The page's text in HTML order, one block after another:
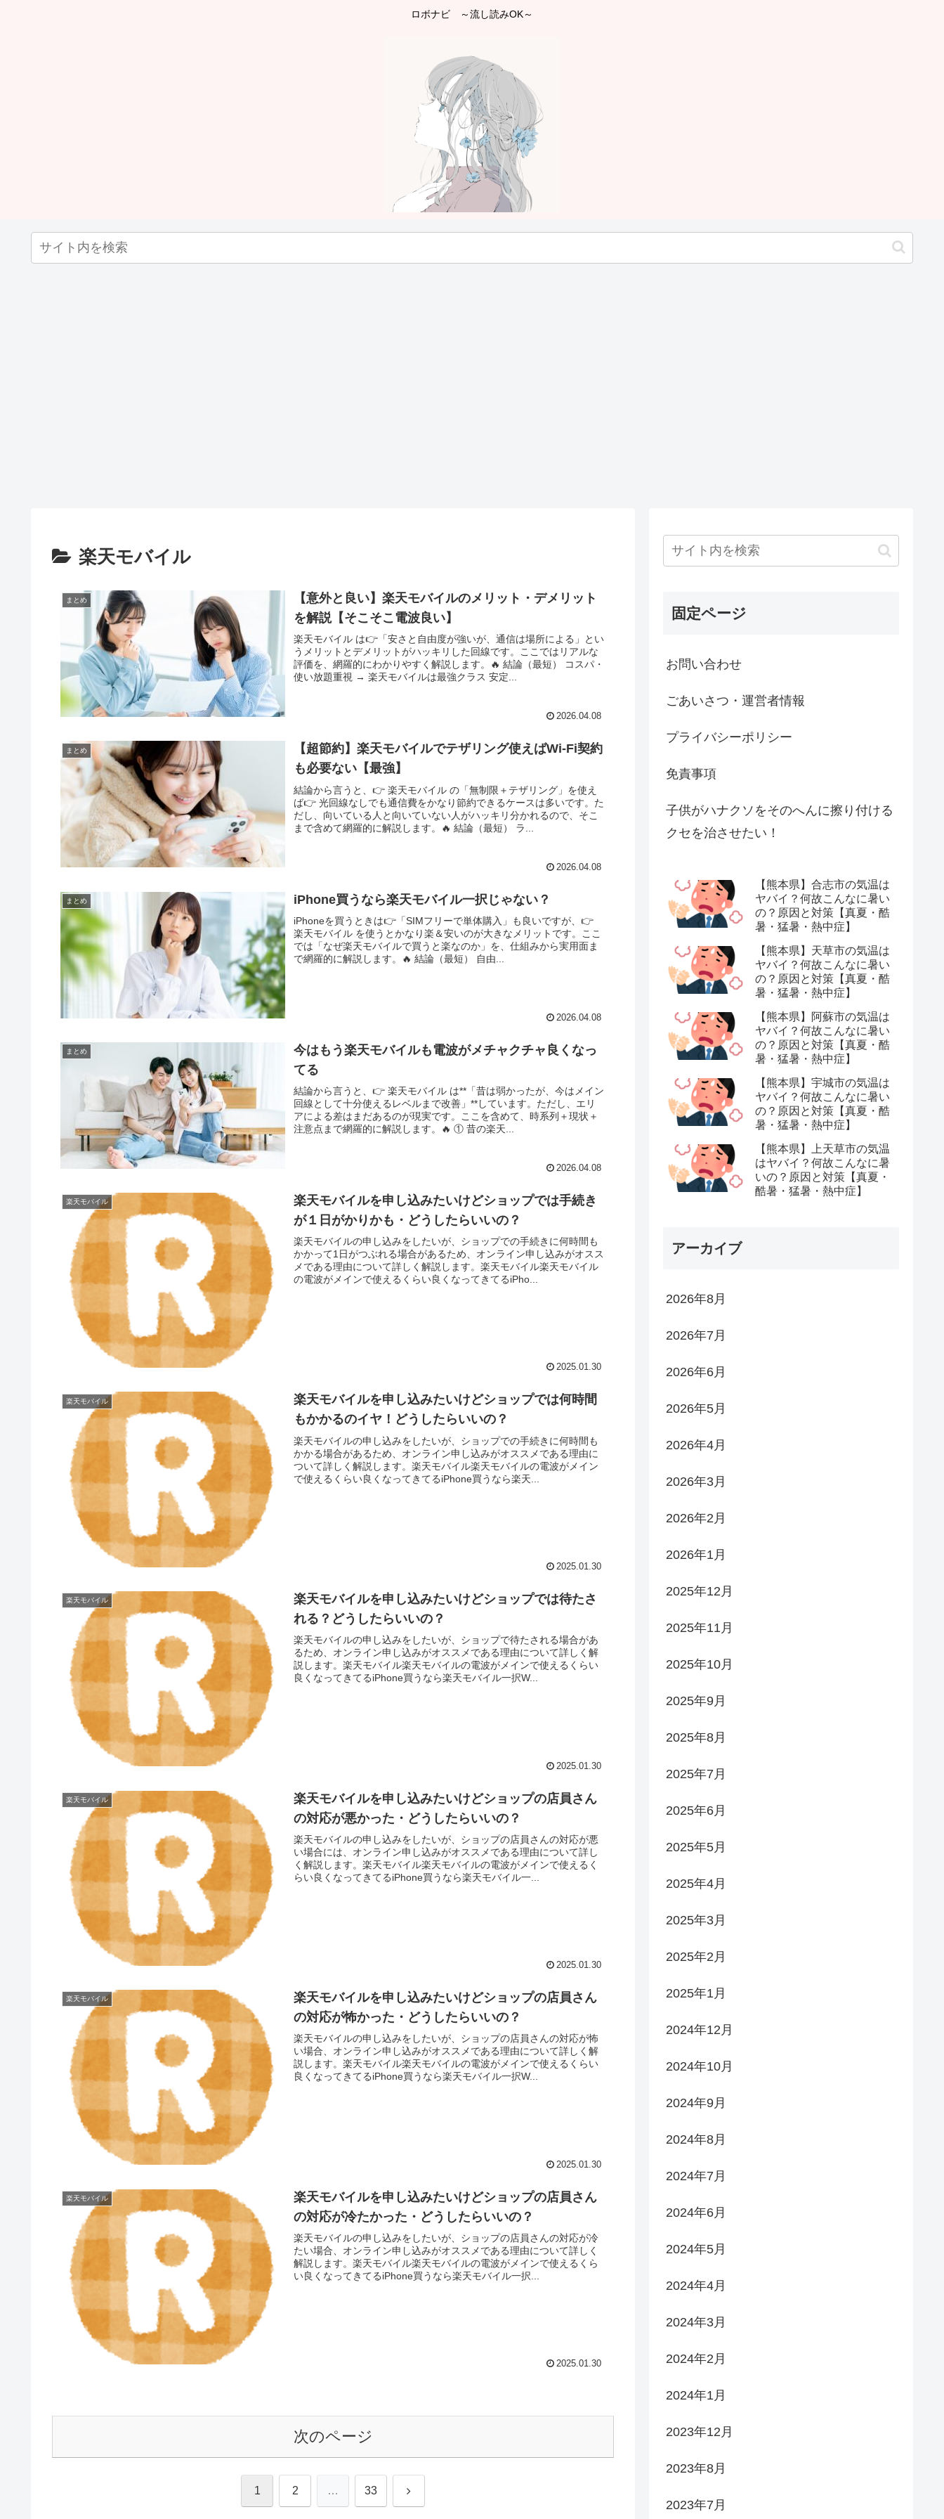
ロボナビ ～流し読みOK～
楽天モバイル
まとめ
【意外と良い】楽天モバイルのメリット・デメリット
を解説【そこそこ電波良い】
楽天モバイル は👉「安さと自由度が強いが、通信は場所による」とい
うメリットとデメリットがハッキリした回線です。ここではリアルな
評価を、網羅的にわかりやすく解説します。🔥 結論（最短） コスパ・
使い放題重視 → 楽天モバイルは最強クラス 安定...
2026.04.08
まとめ
【超節約】楽天モバイルでテザリング使えばWi-Fi契約
も必要ない【最強】
結論から言うと、👉 楽天モバイル の「無制限＋テザリング」を使え
ば👉 光回線なしでも通信費をかなり節約できるケースは多いです。た
だし、向いている人と向いていない人がハッキリ分かれるので、そこ
まで含めて網羅的に解説します。🔥 結論（最短） ラ...
2026.04.08
まとめ iPhone買うなら楽天モバイル一択じゃない？
iPhoneを買うときは👉「SIMフリーで単体購入」も良いですが、👉
楽天モバイル を使うとかなり楽＆安いのが大きなメリットです。ここ
では「なぜ楽天モバイルで買うと楽なのか」を、仕組みから実用面ま
で網羅的に解説します。🔥 結論（最短） 自由...
2026.04.08
まとめ
今はもう楽天モバイルも電波がメチャクチャ良くなっ
てる
結論から言うと、👉 楽天モバイル は**「昔は弱かったが、今はメイン
回線として十分使えるレベルまで改善」**しています。ただし、エリ
アによる差はまだあるのが現実です。ここを含めて、時系列＋現状＋
注意点まで網羅的に解説します。🔥 ① 昔の楽天...
2026.04.08
楽天モバイル
楽天モバイルを申し込みたいけどショップでは手続き
が１日がかりかも・どうしたらいいの？
楽天モバイルの申し込みをしたいが、ショップでの手続きに何時間も
かかって1日がつぶれる場合があるため、オンライン申し込みがオスス
メである理由について詳しく解説します。楽天モバイル楽天モバイル
の電波がメインで使えるくらい良くなってきてるiPho...
2025.01.30
楽天モバイル
楽天モバイルを申し込みたいけどショップでは何時間
もかかるのイヤ！どうしたらいいの？
楽天モバイルの申し込みをしたいが、ショップでの手続きに何時間も
かかる場合があるため、オンライン申し込みがオススメである理由に
ついて詳しく解説します。楽天モバイル楽天モバイルの電波がメイン
で使えるくらい良くなってきてるiPhone買うなら楽天...
2025.01.30
楽天モバイル
楽天モバイルを申し込みたいけどショップでは待たさ
れる？どうしたらいいの？
楽天モバイルの申し込みをしたいが、ショップで待たされる場合があ
るため、オンライン申し込みがオススメである理由について詳しく解
説します。楽天モバイル楽天モバイルの電波がメインで使えるくらい
良くなってきてるiPhone買うなら楽天モバイル一択W...
2025.01.30
楽天モバイル
楽天モバイルを申し込みたいけどショップの店員さん
の対応が悪かった・どうしたらいいの？
楽天モバイルの申し込みをしたいが、ショップの店員さんの対応が悪
い場合には、オンライン申し込みがオススメである理由について詳し
く解説します。楽天モバイル楽天モバイルの電波がメインで使えるく
らい良くなってきてるiPhone買うなら楽天モバイル一...
2025.01.30
楽天モバイル
楽天モバイルを申し込みたいけどショップの店員さん
の対応が怖かった・どうしたらいいの？
楽天モバイルの申し込みをしたいが、ショップの店員さんの対応が怖
い場合、オンライン申し込みがオススメである理由について詳しく解
説します。楽天モバイル楽天モバイルの電波がメインで使えるくらい
良くなってきてるiPhone買うなら楽天モバイル一択W...
2025.01.30
楽天モバイル
楽天モバイルを申し込みたいけどショップの店員さん
の対応が冷たかった・どうしたらいいの？
楽天モバイルの申し込みをしたいが、ショップの店員さんの対応が冷
たい場合、オンライン申し込みがオススメである理由について詳しく
解説します。楽天モバイル楽天モバイルの電波がメインで使えるくら
い良くなってきてるiPhone買うなら楽天モバイル一択...
2025.01.30
次のページ
1 2 … 33 次
固定ページ
お問い合わせ
ごあいさつ・運営者情報
プライバシーポリシー
免責事項
子供がハナクソをそのへんに擦り付ける
クセを治させたい！
【熊本県】合志市の気温は
ヤバイ？何故こんなに暑い
の？原因と対策【真夏・酷
暑・猛暑・熱中症】
【熊本県】天草市の気温は
ヤバイ？何故こんなに暑い
の？原因と対策【真夏・酷
暑・猛暑・熱中症】
【熊本県】阿蘇市の気温は
ヤバイ？何故こんなに暑い
の？原因と対策【真夏・酷
暑・猛暑・熱中症】
【熊本県】宇城市の気温は
ヤバイ？何故こんなに暑い
の？原因と対策【真夏・酷
暑・猛暑・熱中症】
【熊本県】上天草市の気温
はヤバイ？何故こんなに暑
いの？原因と対策【真夏・
酷暑・猛暑・熱中症】
アーカイブ
2026年8月
2026年7月
2026年6月
2026年5月
2026年4月
2026年3月
2026年2月
2026年1月
2025年12月
2025年11月
2025年10月
2025年9月
2025年8月
2025年7月
2025年6月
2025年5月
2025年4月
2025年3月
2025年2月
2025年1月
2024年12月
2024年10月
2024年9月
2024年8月
2024年7月
2024年6月
2024年5月
2024年4月
2024年3月
2024年2月
2024年1月
2023年12月
2023年8月
2023年7月